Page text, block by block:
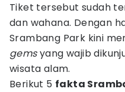
Tiket tersebut sudah
dan wahana. Dengan
Srambang Park kini
gemsyang wajib
wisata alam.
Berikut 5 fakta